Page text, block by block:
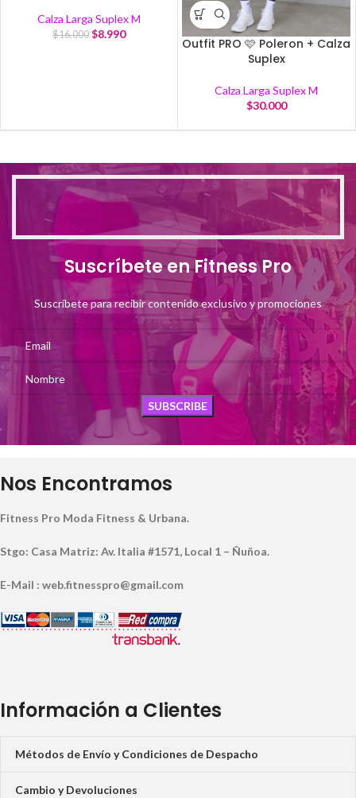
Calza Larga Suplex M
$16.000 $8.990
Outfit PRO 🩷 Poleron + Calza
Suplex
Calza Larga Suplex M
$30.000
Suscríbete en Fitness Pro
Suscríbete para recibir contenido exclusivo y promociones
Nos Encontramos
Fitness Pro Moda Fitness & Urbana.
Stgo: Casa Matriz: Av. Italia #1571, Local 1 – Ñuñoa.
E-Mail : web.fitnesspro@gmail.com
Información a Clientes
Métodos de Envío y Condiciones de Despacho
Cambio y Devoluciones